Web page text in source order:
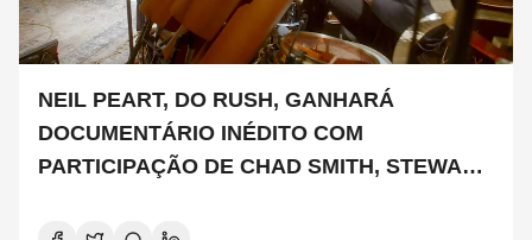
NEIL PEART, DO RUSH, GANHARÁ
DOCUMENTÁRIO INÉDITO COM
PARTICIPAÇÃO DE CHAD SMITH, STEWART